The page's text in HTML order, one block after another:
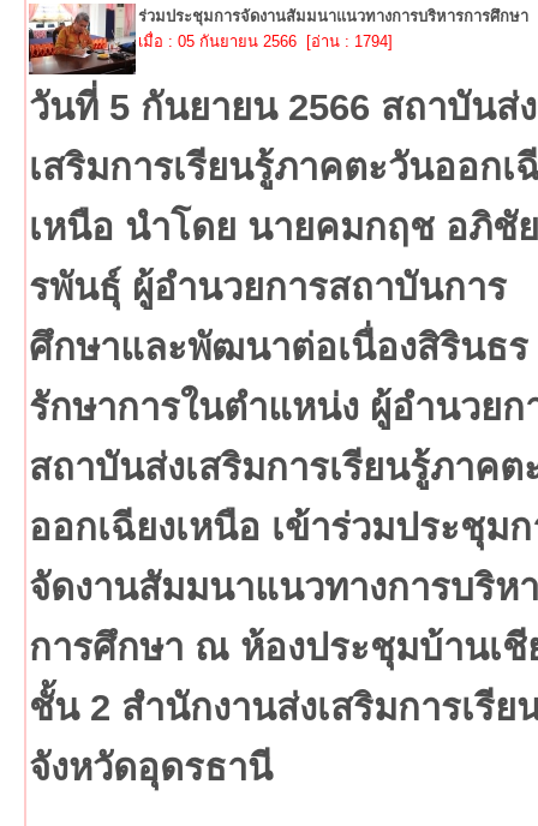
ร่วมประชุมการจัดงานสัมมนาแนวทางการบริหารการศึกษา
เมื่อ : 05 กันยายน 2566 [อ่าน : 1794]
วันที่ 5 กันยายน 2566 สถาบันส่ง
เสริมการเรียนรู้ภาคตะวันออกเ
เหนือ นำโดย นายคมกฤช อภิชั
รพันธุ์ ผู้อำนวยการสถาบันการ
ศึกษาและพัฒนาต่อเนื่องสิรินธร
รักษาการในตำแหน่ง ผู้อำนวยก
สถาบันส่งเสริมการเรียนรู้ภาคต
ออกเฉียงเหนือ เข้าร่วมประชุม
จัดงานสัมมนาแนวทางการบริห
การศึกษา ณ ห้องประชุมบ้านเชี
ชั้น 2 สำนักงานส่งเสริมการเรีย
จังหวัดอุดรธานี